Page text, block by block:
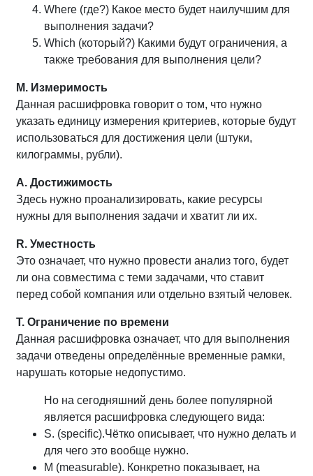
Where (где?) Какое место будет наилучшим для
выполнения задачи?
Which (который?) Какими будут ограничения, а
также требования для выполнения цели?
M. Измеримость
Данная расшифровка говорит о том, что нужно
указать единицу измерения критериев, которые будут
использоваться для достижения цели (штуки,
килограммы, рубли).
A. Достижимость
Здесь нужно проанализировать, какие ресурсы
нужны для выполнения задачи и хватит ли их.
R. Уместность
Это означает, что нужно провести анализ того, будет
ли она совместима с теми задачами, что ставит
перед собой компания или отдельно взятый человек.
T. Ограничение по времени
Данная расшифровка означает, что для выполнения
задачи отведены определённые временные рамки,
нарушать которые недопустимо.
Но на сегодняшний день более популярной
является расшифровка следующего вида:
S. (specific).Чётко описывает, что нужно делать и
для чего это вообще нужно.
M (measurable). Конкретно показывает, на